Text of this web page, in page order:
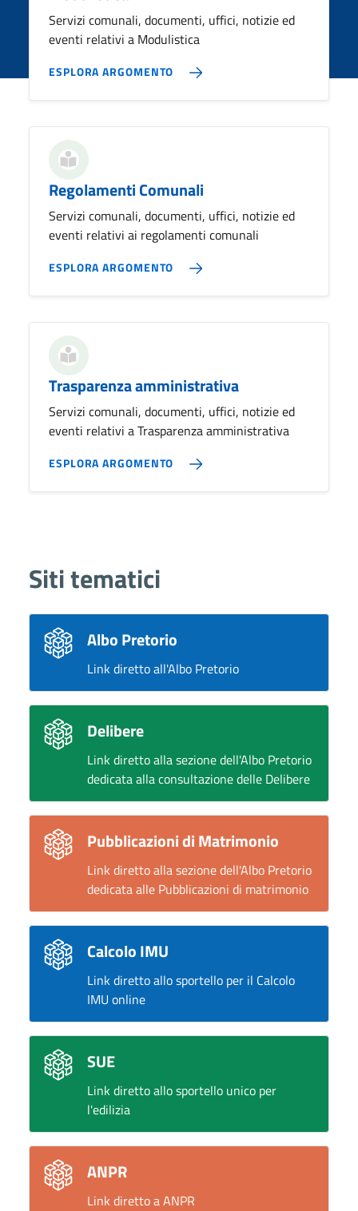
Servizi comunali, documenti, uffici, notizie ed
eventi relativi a Modulistica
ESPLORA ARGOMENTO
Regolamenti Comunali
Servizi comunali, documenti, uffici, notizie ed
eventi relativi ai regolamenti comunali
ESPLORA ARGOMENTO
Trasparenza amministrativa
Servizi comunali, documenti, uffici, notizie ed
eventi relativi a Trasparenza amministrativa
ESPLORA ARGOMENTO
Siti tematici
Albo Pretorio
Link diretto all'Albo Pretorio
Delibere
Link diretto alla sezione dell'Albo Pretorio
dedicata alla consultazione delle Delibere
Pubblicazioni di Matrimonio
Link diretto alla sezione dell'Albo Pretorio
dedicata alle Pubblicazioni di matrimonio
Calcolo IMU
Link diretto allo sportello per il Calcolo
IMU online
SUE
Link diretto allo sportello unico per
l'edilizia
ANPR
Link diretto a ANPR